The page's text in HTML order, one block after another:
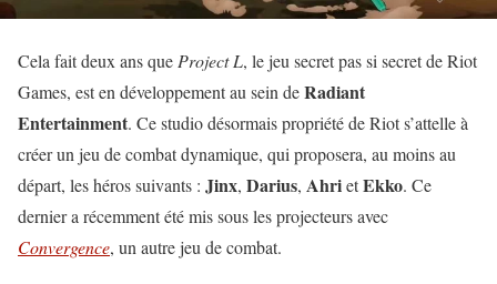
Cela fait deux ans que Project L, le jeu secret pas si secret de Riot
Games, est en développement au sein deRadiant
Entertainment. Ce studio désormais propriété de Riot s’attelle à
créer un jeu de combat dynamique, qui proposera, au moins au
départ, les héros suivants : Jinx, Darius, AhrietEkko. Ce
dernier a récemment été mis sous les projecteurs avec
Convergence, un autre jeu de combat.